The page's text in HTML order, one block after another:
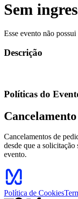
Sem
Esse evento não
Descrição
Políticas do
Cancelamentos de
desde que a
evento.
Política de Cookies